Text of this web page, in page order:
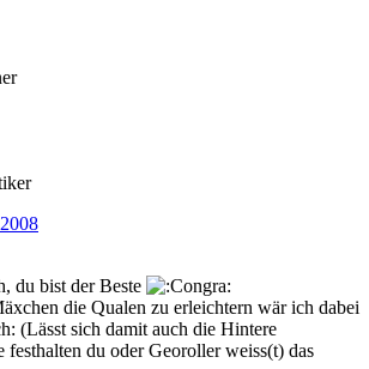
du bist der Beste
die Qualen zu erleichtern wär ich dabei
(Lässt sich damit auch die Hintere
festhalten du oder Georoller weiss(t) das